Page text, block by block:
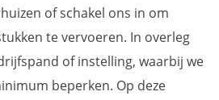
of schakel ons in om
te vervoeren. In overleg
of instelling, waarbij we
beperken. Op deze